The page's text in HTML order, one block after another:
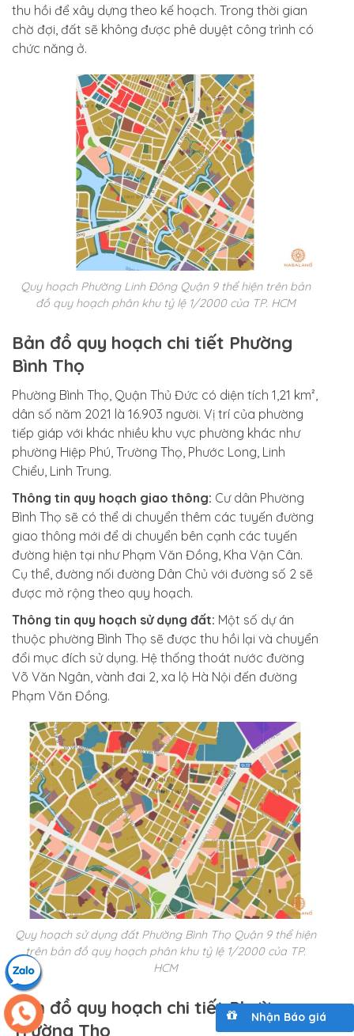
thu hồi để xây dựng theo kế hoạch. Trong thời gian
chờ đợi, đất sẽ không được phê duyệt công trình có
chức năng ở.
Quy hoạch Phường Linh Đông Quận 9 thể hiện trên bản
đồ quy hoạch phân khu tỷ lệ 1/2000 của TP. HCM
Bản đồ quy hoạch chi tiết Phường
Bình Thọ
Phường Bình Thọ, Quận Thủ Đức có diện tích 1,21 km²,
dân số năm 2021 là 16.903 người. Vị trí của phường
tiếp giáp với khác nhiều khu vực phường khác như
phường Hiệp Phú, Trường Thọ, Phước Long, Linh
Chiểu, Linh Trung.
Thông tin quy hoạch giao thông: Cư dân Phường
Bình Thọ sẽ có thể di chuyển thêm các tuyến đường
giao thông mới để di chuyển bên cạnh các tuyến
đường hiện tại như Phạm Văn Đồng, Kha Vận Cân.
Cụ thể, đường nối đường Dân Chủ với đường số 2 sẽ
được mở rộng theo quy hoạch.
Thông tin quy hoạch sử dụng đất: Một số dự án
thuộc phường Bình Thọ sẽ được thu hồi lại và chuyển
đổi mục đích sử dụng. Hệ thống thoát nước đường
Võ Văn Ngân, vành đai 2, xa lộ Hà Nội đến đường
Phạm Văn Đồng.
Quy hoạch sử dụng đất Phường Bình Thọ Quận 9 thể hiện
trên bản đồ quy hoạch phân khu tỷ lệ 1/2000 của TP.
HCM
Bản đồ quy hoạch chi tiết Phường
Trường Thọ
Nhận Báo giá